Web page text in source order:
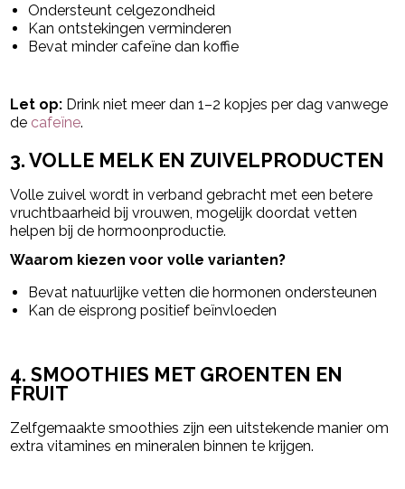
Ondersteunt celgezondheid
Kan ontstekingen verminderen
Bevat minder cafeïne dan koffie
Let op: Drink niet meer dan 1–2 kopjes per dag vanwege
de cafeïne.
3. VOLLE MELK EN ZUIVELPRODUCTEN
Volle zuivel wordt in verband gebracht met een betere
vruchtbaarheid bij vrouwen, mogelijk doordat vetten
helpen bij de hormoonproductie.
Waarom kiezen voor volle varianten?
Bevat natuurlijke vetten die hormonen ondersteunen
Kan de eisprong positief beïnvloeden
4. SMOOTHIES MET GROENTEN EN
FRUIT
Zelfgemaakte smoothies zijn een uitstekende manier om
extra vitamines en mineralen binnen te krijgen.